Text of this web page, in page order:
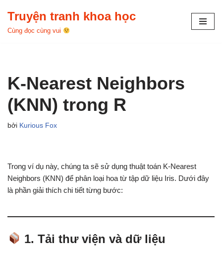
Chuyển
Truyện tranh khoa học
Cùng đọc cùng vui
K-Nearest Neighbors
(KNN) trong R
bởi Kurious Fox
Trong ví dụ này, chúng ta sẽ sử dụng thuật toán K-Nearest
Neighbors (KNN) để phân loại hoa từ tập dữ liệu Iris. Dưới đây
là phần giải thích chi tiết từng bước:
1. Tải thư viện và dữ liệu